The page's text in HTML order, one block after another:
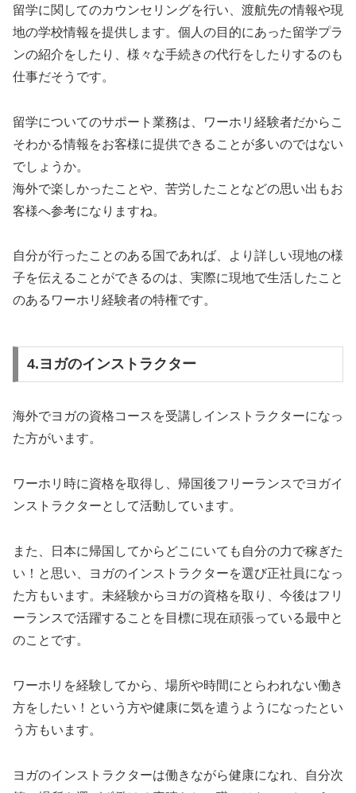
留学に関してのカウンセリングを行い、渡航先の情報や現
地の学校情報を提供します。個人の目的にあった留学プラ
ンの紹介をしたり、様々な手続きの代行をしたりするのも
仕事だそうです。
留学についてのサポート業務は、ワーホリ経験者だからこ
そわかる情報をお客様に提供できることが多いのではない
でしょうか。
海外で楽しかったことや、苦労したことなどの思い出もお
客様へ参考になりますね。
自分が行ったことのある国であれば、より詳しい現地の様
子を伝えることができるのは、実際に現地で生活したこと
のあるワーホリ経験者の特権です。
4.ヨガのインストラクター
海外でヨガの資格コースを受講しインストラクターになっ
た方がいます。
ワーホリ時に資格を取得し、帰国後フリーランスでヨガイ
ンストラクターとして活動しています。
また、日本に帰国してからどこにいても自分の力で稼ぎた
い！と思い、ヨガのインストラクターを選び正社員になっ
た方もいます。未経験からヨガの資格を取り、今後はフリ
ーランスで活躍することを目標に現在頑張っている最中と
のことです。
ワーホリを経験してから、場所や時間にとらわれない働き
方をしたい！という方や健康に気を遣うようになったとい
う方もいます。
ヨガのインストラクターは働きながら健康になれ、自分次